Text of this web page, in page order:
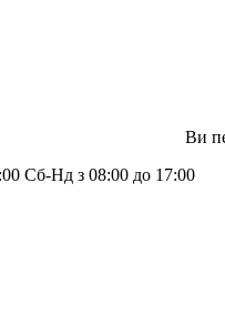
Ви
Сб-Нд з 08:00 до 17:00